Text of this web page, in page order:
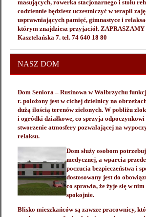
masujących, rowerka stacjonarnego i stołu
codziennie będziesz uczestniczyć w terapii
usprawniających pamięć, gimnastyce i
którym znajdziesz przyjaciół. ZAPRASZAMY
Kasztelańska 7. tel. 74 640 18 80
NASZ DOM
Dom Seniora – Rusinowa w Wałbrzychu
r. położony jest w cichej dzielnicy na
dużą ilością terenów zielonych. W pobliżu
i ogródki działkowe, co sprzyja
stworzenie atmosfery pozwalającej na
relaksu.
Dom służy osobom
medycznej, a wparcia
poczucia bezpieczeństwa i
dostosowany jest do
co sprawia, że żyje się w
spokojnie.
Blisko mieszkańców są zawsze pracownicy,